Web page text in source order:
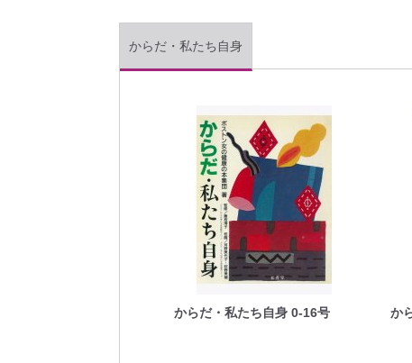
からだ・私たち自身
からだ・私たち自身 0-16号 か